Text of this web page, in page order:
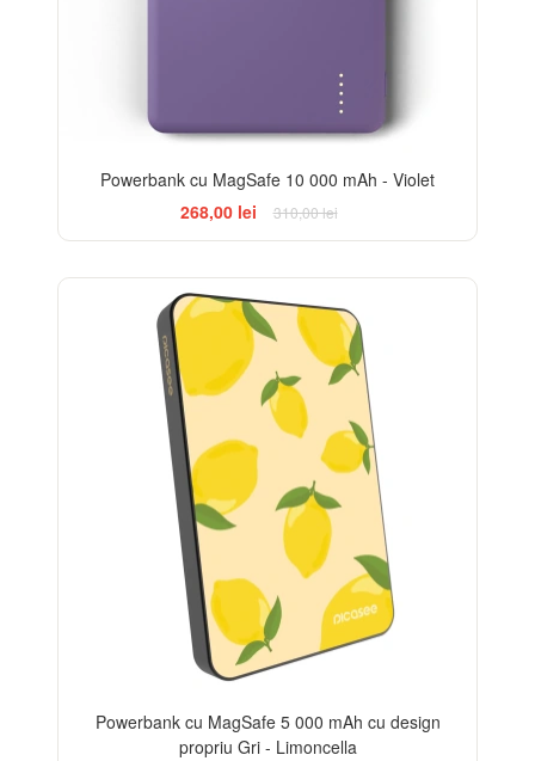
Powerbank cu MagSafe 10 000 mAh - Violet
268,00 lei
310,00 lei
Powerbank cu MagSafe 5 000 mAh cu design
propriu Gri - Limoncella